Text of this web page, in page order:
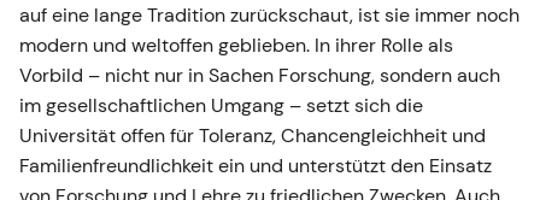
auf eine lange Tradition zurückschaut, ist sie immer noch
modern und weltoffen geblieben. In ihrer Rolle als
Vorbild – nicht nur in Sachen Forschung, sondern auch
im gesellschaftlichen Umgang – setzt sich die
Universität offen für Toleranz, Chancengleichheit und
Familienfreundlichkeit ein und unterstützt den Einsatz